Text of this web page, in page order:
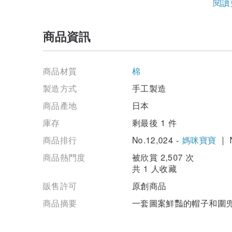
我們建議洗手。
用洗衣機洗滌時，一定要放在網裡。
我一直在使用它時最容易使用的樣式的形狀。
一個簡單的圓形。該按鈕是按扣。
即使您的寶寶開始稍微移動，您也可以立即戴上它
商品資訊
商品材質
棉
製造方式
手工製造
商品產地
日本
庫存
剩最後 1 件
商品排行
No.12,024 - 媽咪寶寶 |
商品熱門度
被欣賞 2,507 次
共 1 人收藏
販售許可
原創商品
商品摘要
一套圖案鮮豔的帽子和圍